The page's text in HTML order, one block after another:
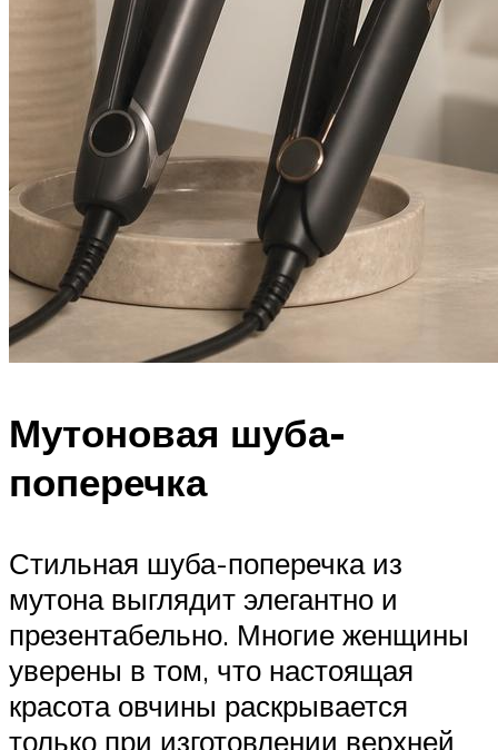
Мутоновая шуба-
поперечка
Стильная шуба-поперечка из
мутона выглядит элегантно и
презентабельно. Многие женщины
уверены в том, что настоящая
красота овчины раскрывается
только при изготовлении верхней